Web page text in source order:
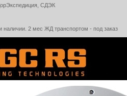
СДЭК
наличии. 2 мес ЖД транспортом - под заказ